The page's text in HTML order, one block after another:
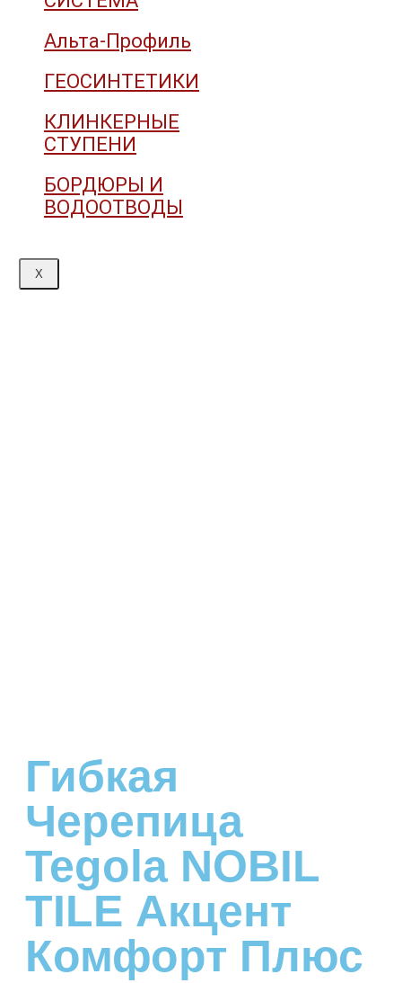
Альта-Профиль
ГЕОСИНТЕТИКИ
КЛИНКЕРНЫЕ
СТУПЕНИ
БОРДЮРЫ И
ВОДООТВОДЫ
X
Гибкая
Черепица
Tegola NOBIL
TILE Акцент
Комфорт Плюс